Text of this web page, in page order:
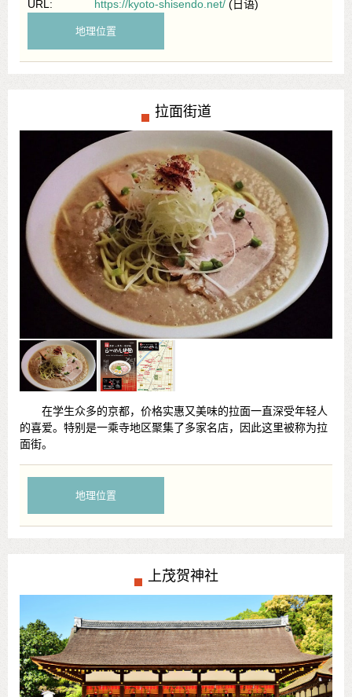
URL: https://kyoto-shisendo.net/ (日语)
地理位置
拉面街道
在学生众多的京都，价格实惠又美味的拉面一直深受年轻人
的喜爱。特别是一乘寺地区聚集了多家名店，因此这里被称为拉
面街。
地理位置
上茂贺神社